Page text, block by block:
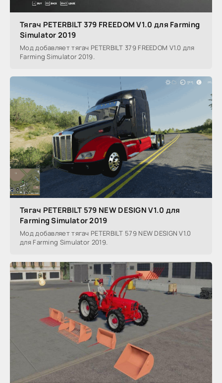
Тягач PETERBILT 379 FREEDOM V1.0 для Farming
Simulator 2019
Мод добавляет тягач PETERBILT 379 FREEDOM V1.0 для
Farming Simulator 2019.
Тягач PETERBILT 579 NEW DESIGN V1.0 для
Farming Simulator 2019
Мод добавляет тягач PETERBILT 579 NEW DESIGN V1.0
для Farming Simulator 2019.